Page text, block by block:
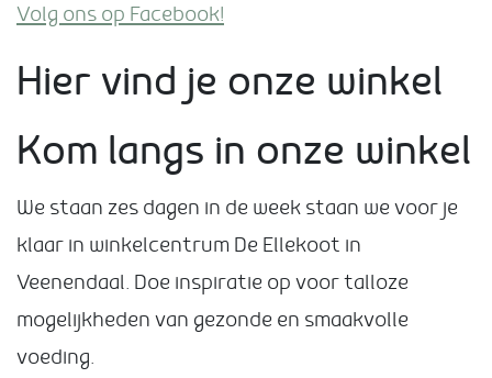
Volg ons op Facebook!
Hier vind je onze winkel
Kom langs in onze winkel
We staan zes dagen in de week staan we voor je
klaar in winkelcentrum De Ellekoot in
Veenendaal. Doe inspiratie op voor talloze
mogelijkheden van gezonde en smaakvolle
voeding.